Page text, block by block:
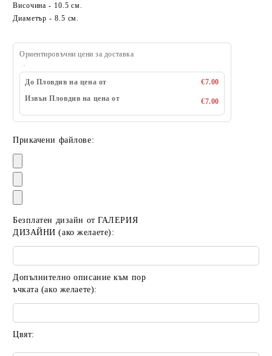
Височина - 10.5 см.
Диаметър - 8.5 см.
Ориентировъчни цени за доставка
До Пловдив на цена от
€7.00
Извън Пловдив на цена от
€7.00
Прикачени файлове:
Безплатен дизайн от ГАЛЕРИЯ
ДИЗАЙНИ (ако желаете):
Допълнително описание към пор
ъчката (ако желаете):
Цвят: